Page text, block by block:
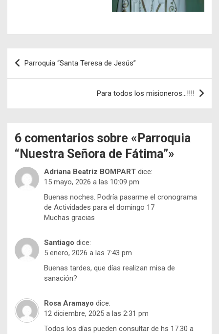
Navegación
de
Parroquia “Santa Teresa de Jesús”
Para todos los misioneros…!!!!
6 comentarios sobre « Parroquia
“Nuestra Señora de Fátima”»
Adriana Beatriz BOMPART dice:
15 mayo, 2026 a las 10:09 pm
Buenas noches. Podría pasarme el cronograma
de Actividades para el domingo 17
Muchas gracias
Santiago dice:
5 enero, 2026 a las 7:43 pm
Buenas tardes, que días realizan misa de
sanación?
Rosa Aramayo dice:
12 diciembre, 2025 a las 2:31 pm
Todos los días pueden consultar de hs 17.30 a